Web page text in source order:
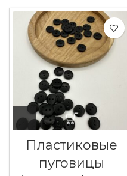
Пластиковые
пуговицы